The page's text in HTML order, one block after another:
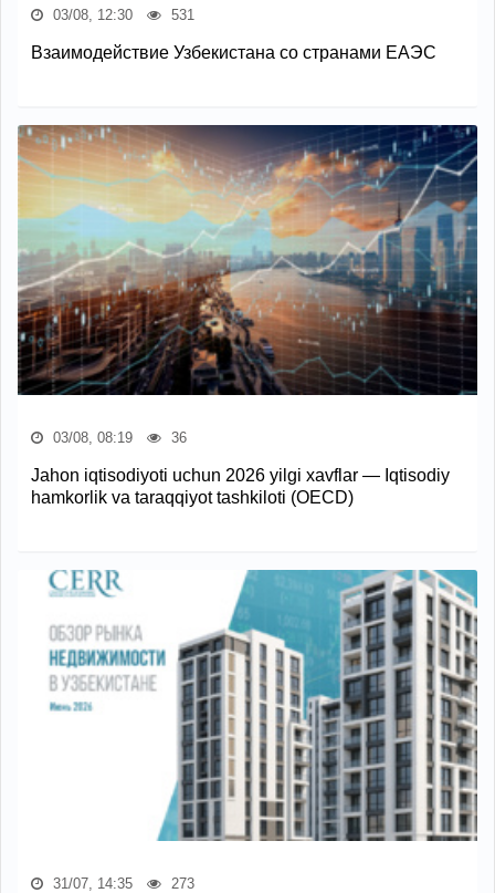
03/08, 12:30 531
Взаимодействие Узбекистана со странами ЕАЭС
03/08, 08:19 36
Jahon iqtisodiyoti uchun 2026 yilgi xavflar — Iqtisodiy
hamkorlik va taraqqiyot tashkiloti (OECD)
31/07, 14:35 273